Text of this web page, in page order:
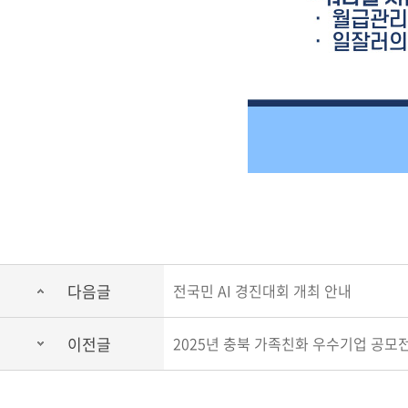
다음글 전국민 AI 경진대회 개최 안내
이전글 2025년 충북 가족친화 우수기업 공모